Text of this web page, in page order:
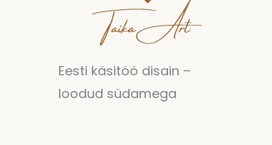
Eesti käsitöö disain –
loodud südamega